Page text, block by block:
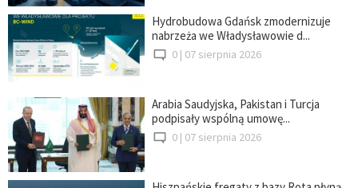
Hydrobudowa Gdańsk zmodernizuje
nabrzeża we Władysławowie d...
0 | 07 sierpnia 2026
Arabia Saudyjska, Pakistan i Turcja
podpisały wspólną umowę...
0 | 07 sierpnia 2026